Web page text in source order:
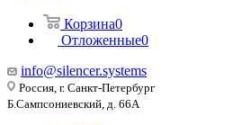
Корзина0
Отложенные0
info@silencer.systems
Россия, г. Санкт-Петербург
Б.Сампсониевский, д. 66А